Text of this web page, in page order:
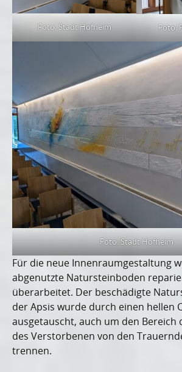
Foto: Stadt Hofheim Foto:
Foto: Stadt Hofheim
Für die neue Innenraumgestaltung
abgenutzte Natursteinboden
überarbeitet. Der beschädigte
der Apsis wurde durch einen hellen
ausgetauscht, auch um den Bereich
des Verstorbenen von den
trennen.